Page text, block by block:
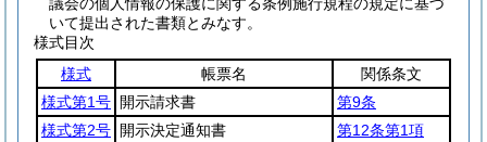
いて提出された書類とみなす。
様式目次
様式
帳票名
関係条文
様式第1号 開示請求書
第9条
様式第2号 開示決定通知書
第12条第1項